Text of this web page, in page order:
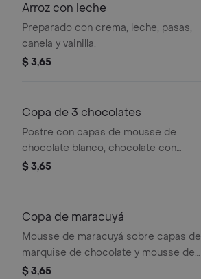
Arroz con leche
Preparado con crema, leche, pasas,
canela y vainilla.
$ 3,65
Copa de 3 chocolates
Postre con capas de mousse de
chocolate blanco, chocolate con
leche y marquise de chocolate.
$ 3,65
Copa de maracuyá
Mousse de maracuyá sobre capas de
marquise de chocolate y mousse de
chocolate blanco, cubierta con coulis
$ 3,65